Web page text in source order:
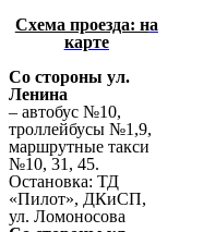
Схема проезда: на
карте
Со стороны ул.
Ленина
– автобус №10,
троллейбусы №1,9,
маршрутные такси
№10, 31, 45.
Остановка: ТД
«Пилот», ДКиСП,
ул. Ломоносова